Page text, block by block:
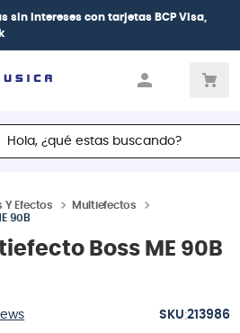
sin intereses con tarjetas BCP Visa,
¿qué estas buscando?
Y Efectos
Multiefectos
90B
Boss ME 90B
:213986